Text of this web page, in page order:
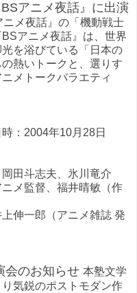
アニメ夜話』に出演
メ夜話』の「機動戦士
アニメ夜話』は、世界
を浴びている「日本の
熱いトークと、選りす
メトークバラエティ
：2004年10月28日
田斗志夫、氷川竜介
監督、福井晴敏（作
一郎（アニメ雑誌 発
会のお知らせ 本塾文学
気鋭のポストモダン作